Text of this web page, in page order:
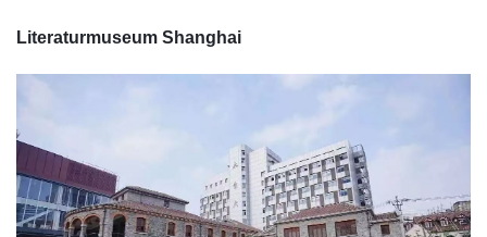
Literaturmuseum Shanghai